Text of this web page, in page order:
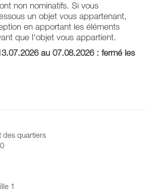
non nominatifs. Si vous
un objet vous appartenant,
en apportant les éléments
que l'objet vous appartient.
au 07.08.2026 : fermé les
des quartiers
1